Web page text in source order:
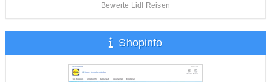
Bewerte Lidl Reisen
Shopinfo